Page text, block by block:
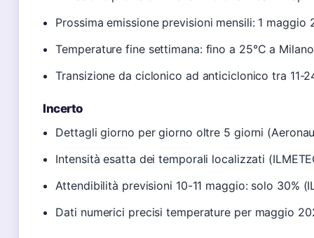
Prossima emissione previsioni mensili: 1
Temperature fine settimana: fino a 25°C a
Transizione da ciclonico ad anticiclonico tra 11-
Incerto
Dettagli giorno per giorno oltre 5 giorni
Intensità esatta dei temporali localizzati
Attendibilità previsioni 10-11 maggio: solo 30%
Dati numerici precisi temperature per maggio